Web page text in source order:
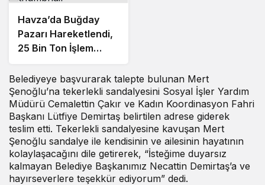
Havza’da Buğday
Pazarı Hareketlendi,
25 Bin Ton İşlem
Belediyeye başvurarak talepte bulunan Mert
Şenoğlu’na tekerlekli sandalyesini Sosyal İşler Yardım
Müdürü Cemalettin Çakır ve Kadın Koordinasyon Fahri
Başkanı Lütfiye Demirtaş belirtilen adrese giderek
teslim etti. Tekerlekli sandalyesine kavuşan Mert
Şenoğlu sandalye ile kendisinin ve ailesinin hayatının
kolaylaşacağını dile getirerek, “İsteğime duyarsız
kalmayan Belediye Başkanımız Necattin Demirtaş’a ve
hayırseverlere teşekkür ediyorum” dedi.